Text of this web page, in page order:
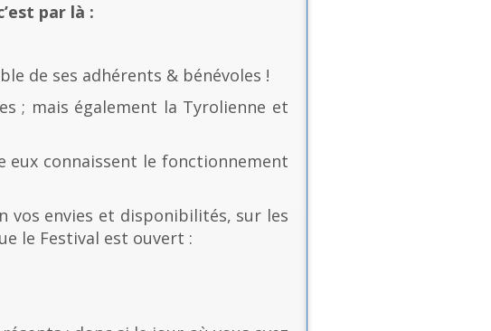
par là :
de ses adhérents & bénévoles !
; mais également la Tyrolienne et
eux connaissent le fonctionnement
vos envies et disponibilités, sur les
le Festival est ouvert :